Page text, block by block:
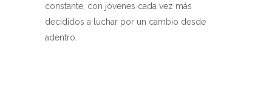
constante, con jóvenes cada vez más
decididos a luchar por un cambio desde
adentro.